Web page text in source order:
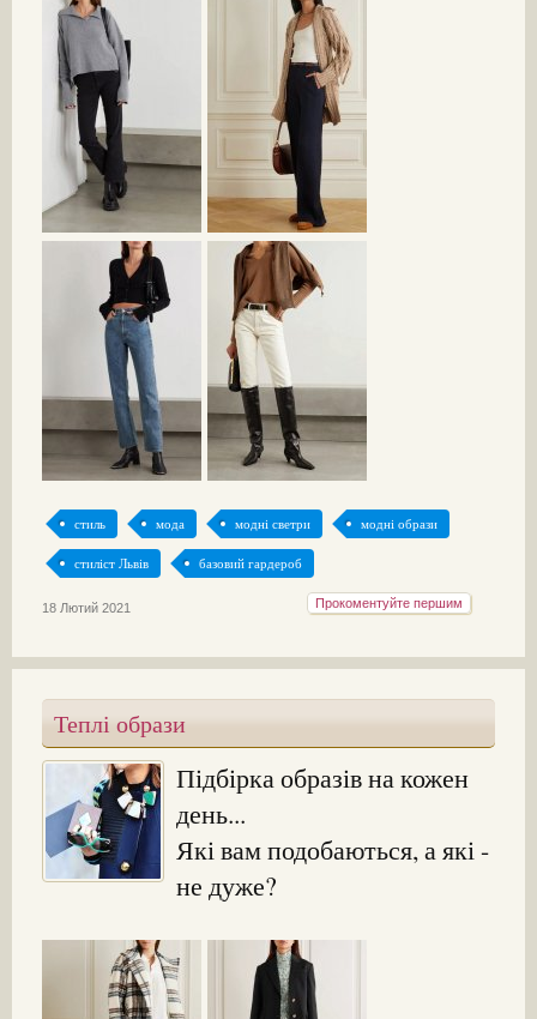
стиль мода модні светри модні образи
стиліст Львів базовий гардероб
Прокоментуйте першим
18 Лютий 2021
Теплі образи
Підбірка образів на кожен
день...
Які вам подобаються, а які -
не дуже?